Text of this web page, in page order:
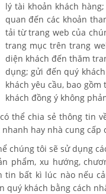
lý tài khoản khách
quan đến các khoản
tải từ trang web của
trang mục trên trang
diện khách đến thăm
dụng; gửi đến quý
khách yêu cầu, bao
khách đồng ý không
thể chia sẻ thông tin
hay nhà cung cấp
chúng tôi sẽ sử dụng
phẩm, xu hướng,
tin bất kì lúc nào nếu
quý khách bằng cách